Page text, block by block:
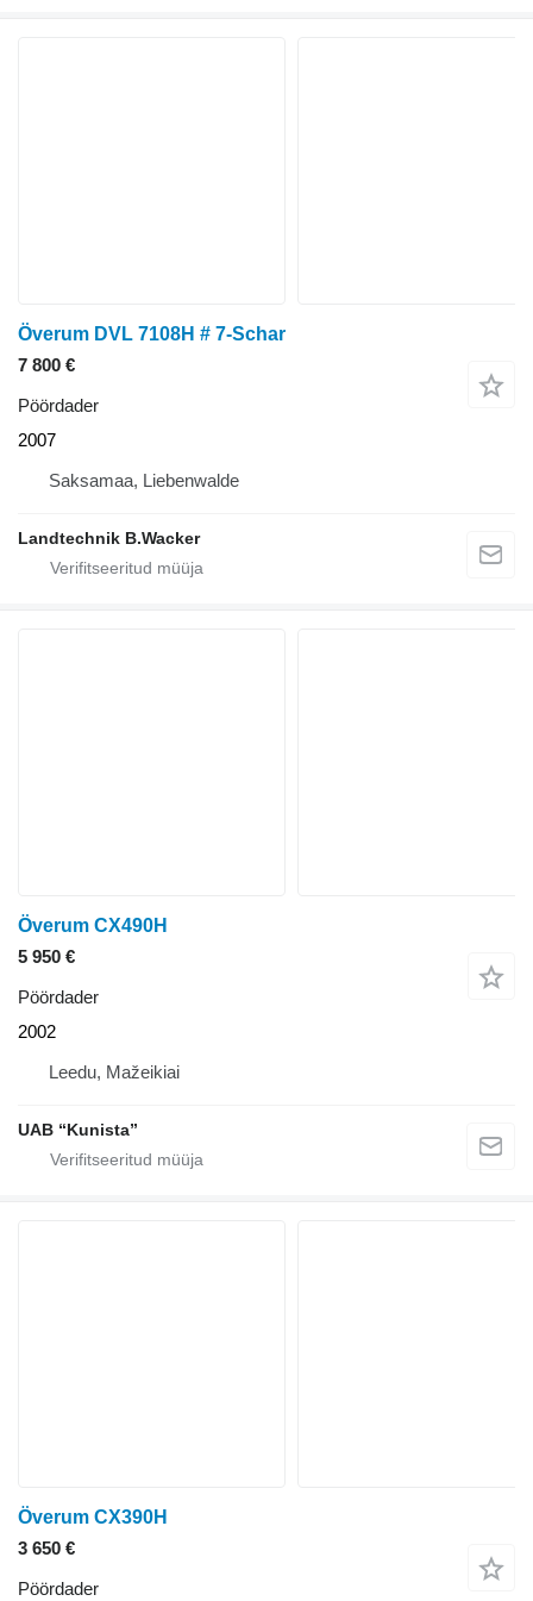
Överum DVL 7108H # 7-Schar
7 800 €
Pöördader
2007
Saksamaa, Liebenwalde
Landtechnik B.Wacker
Överum CX490H
5 950 €
Pöördader
2002
Leedu, Mažeikiai
UAB “Kunista”
Överum CX390H
3 650 €
Pöördader